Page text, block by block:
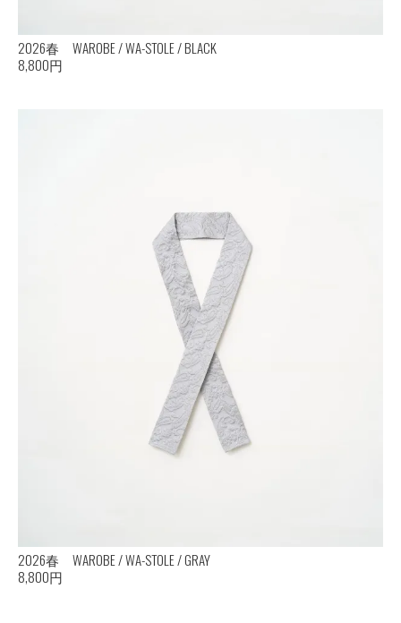
2026春 WAROBE / WA-STOLE / BLACK
8,800円
2026春 WAROBE / WA-STOLE / GRAY
8,800円